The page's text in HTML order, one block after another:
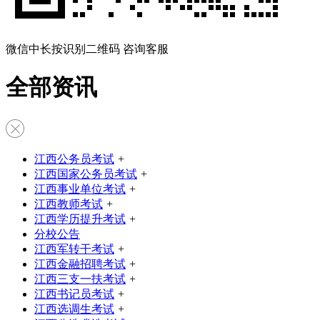
微信中长按识别二维码 咨询客服
全部资讯
江西公务员考试 +
江西国家公务员考试 +
江西事业单位考试 +
江西教师考试 +
江西学历提升考试 +
分校公告
江西军转干考试 +
江西金融招聘考试 +
江西三支一扶考试 +
江西书记员考试 +
江西选调生考试 +